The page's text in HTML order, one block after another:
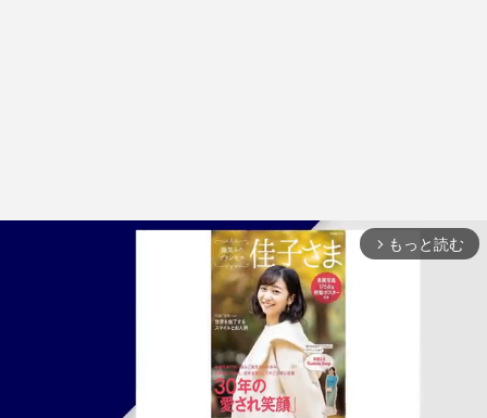
arrow_forward_ios もっと読む